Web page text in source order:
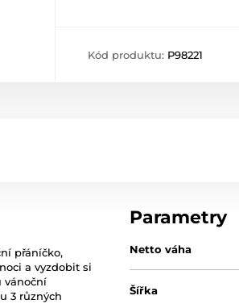
Kód produktu: P98221
přáníčko,
a vyzdobit si
vánoční
3 různých
Parametry
Netto váha
Šířka